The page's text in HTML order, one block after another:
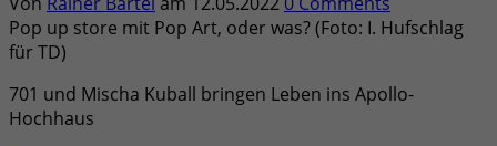
Pop up store mit Pop Art, oder was? (Foto: I. Hufschlag
für TD)
701 und Mischa Kuball bringen Leben ins Apollo-
Hochhaus